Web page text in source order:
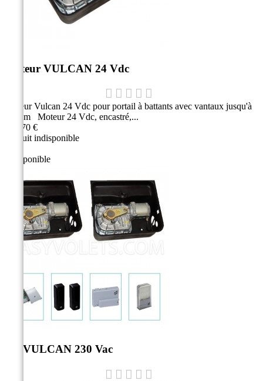
Moteur VULCAN 24 Vdc
Moteur Vulcan 24 Vdc pour portail à battants avec vantaux jusqu'à
3,50 m Moteur 24 Vdc, encastré,...
813,70 €
Produit indisponible
Indisponible
Kit VULCAN 230 Vac